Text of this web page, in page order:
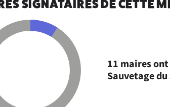
SIGNATAIRES DE CETTE
11 maires
Sauvetage